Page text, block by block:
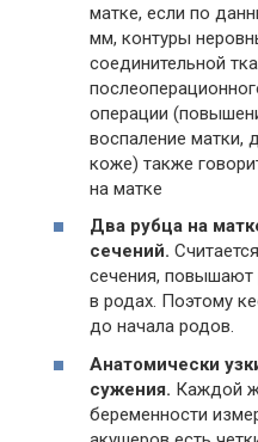
матке, если по
мм, контуры
соединительной
операции
воспаление матки,
коже) также
на матке
Два рубца на
сечений.
сечения, повышают
в родах. Поэтому
до начала родов.
Анатомически
сужения. Каждой
беременности